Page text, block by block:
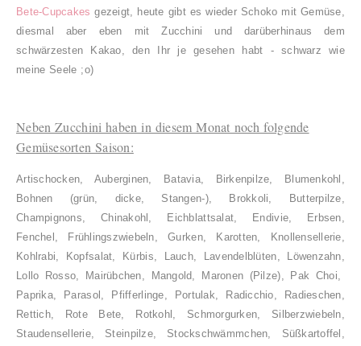
Bete-Cupcakes gezeigt, heute gibt es wieder Schoko mit Gemüse,
diesmal aber eben mit Zucchini und darüberhinaus dem
schwärzesten Kakao, den Ihr je gesehen habt - schwarz wie
meine Seele ;o)
Neben Zucchini haben in diesem Monat noch folgende
Gemüsesorten Saison:
Artischocken, Auberginen, Batavia, Birkenpilze, Blumenkohl,
Bohnen (grün, dicke, Stangen-), Brokkoli, Butterpilze,
Champignons, Chinakohl, Eichblattsalat, Endivie, Erbsen,
Fenchel, Frühlingszwiebeln, Gurken, Karotten, Knollensellerie,
Kohlrabi, Kopfsalat, Kürbis, Lauch, Lavendelblüten, Löwenzahn,
Lollo Rosso, Mairübchen, Mangold, Maronen (Pilze), Pak Choi,
Paprika, Parasol, Pfifferlinge, Portulak, Radicchio, Radieschen,
Rettich, Rote Bete, Rotkohl, Schmorgurken, Silberzwiebeln,
Staudensellerie, Steinpilze, Stockschwämmchen, Süßkartoffel,